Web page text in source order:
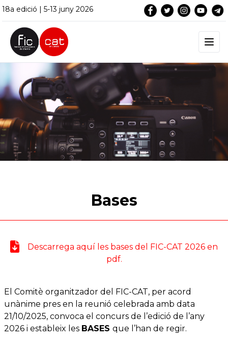
18a edició | 5-13 juny 2026
Bases
Descarrega aquí les bases del FIC-CAT 2026 en
pdf.
El Comitè organitzador del FIC-CAT, per acord
unànime pres en la reunió celebrada amb data
21/10/2025, convoca el concurs de l’edició de l’any
2026 i estableix les BASES que l’han de regir.